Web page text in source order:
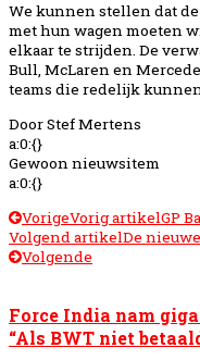
We kunnen stellen dat
met hun wagen moeten
elkaar te strijden. De
Bull, McLaren en
teams die redelijk
Door Stef Mertens
a:0:{}
Gewoon nieuwsitem
a:0:{}
VorigeVorig artikelGP
Volgend artikelDe
Volgende
Force India nam
“Als BWT niet